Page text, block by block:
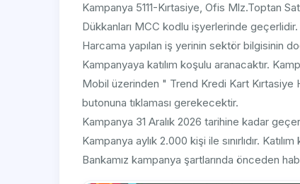
Kampanya 5111-Kırtasiye, Ofis Mlz.Toptan
Dükkanları MCC kodlu işyerlerinde geçerlidir.
Harcama yapılan iş yerinin sektör bilgisinin
Kampanyaya katılım koşulu aranacaktır.
Mobil üzerinden " Trend Kredi Kart Kırtasiye
butonuna tıklaması gerekecektir.
Kampanya 31 Aralık 2026 tarihine kadar
Kampanya aylık 2.000 kişi ile sınırlıdır.
Bankamız kampanya şartlarında önceden